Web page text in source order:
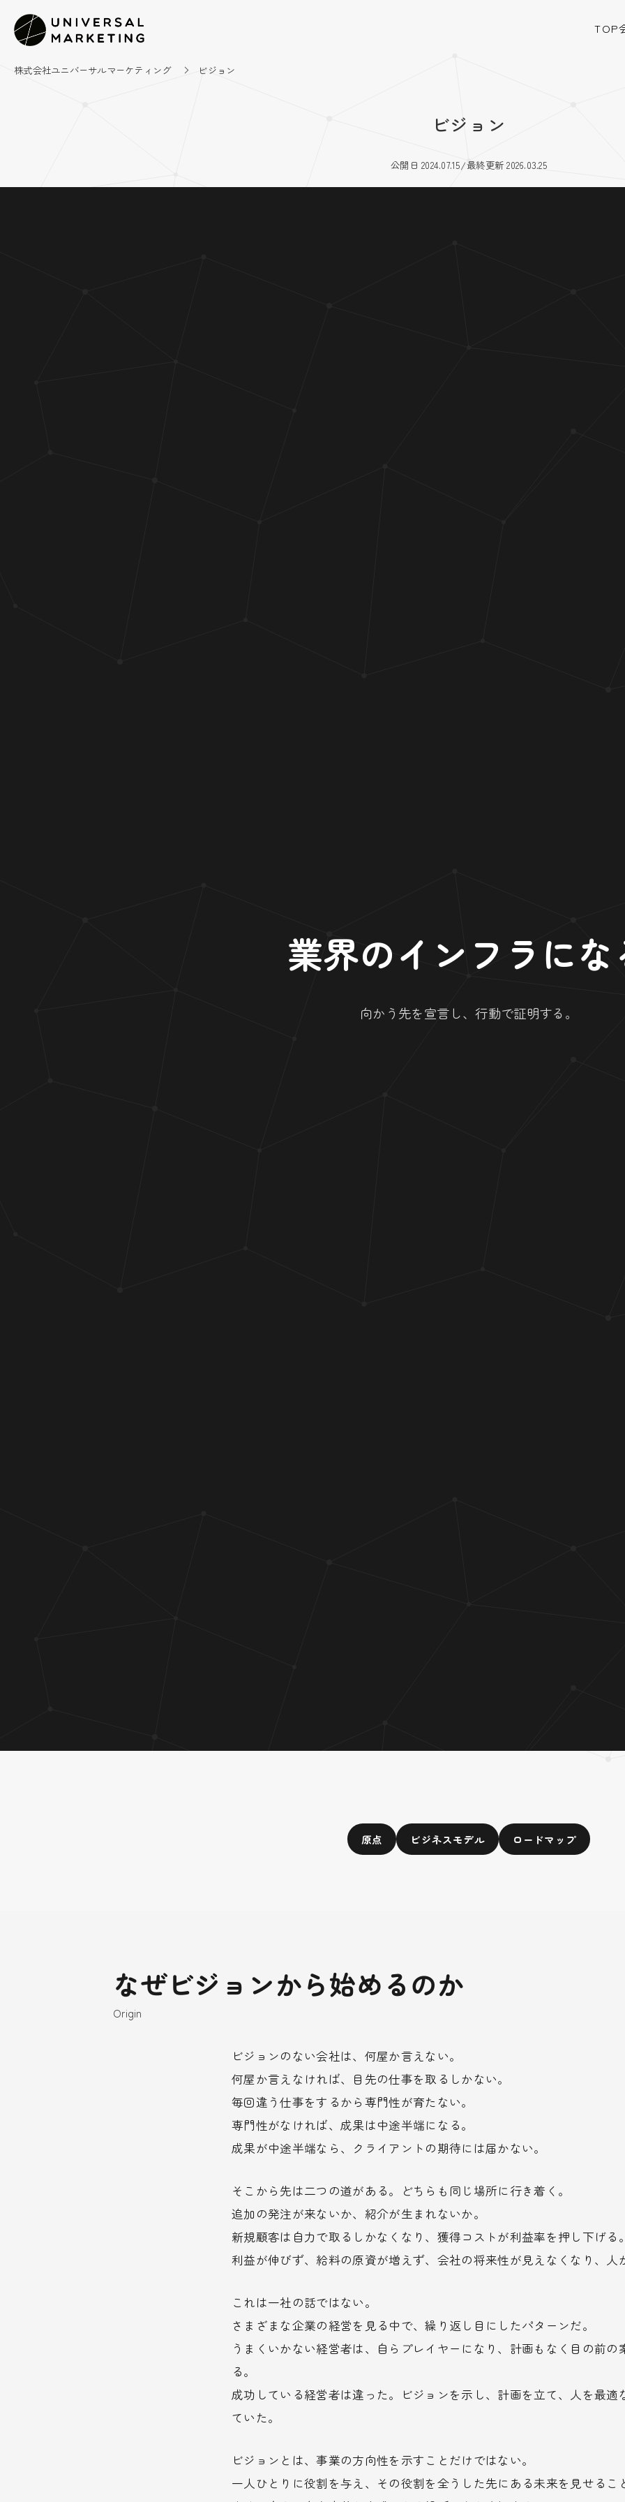
TOP
株式会社ユニバーサルマーケティング ビジョン
ビジョン
公開日 2024.07.15/最終更新 2026.03.25
業界のインフラにな
向かう先を宣言し、行動で証明する。
原点 ビジネスモデル ロードマップ
なぜビジョンから始めるのか
Origin
ビジョンのない会社は、何屋か言えない。
何屋か言えなければ、目先の仕事を取るしかない。
毎回違う仕事をするから専門性が育たない。
専門性がなければ、成果は中途半端になる。
成果が中途半端なら、クライアントの期待には届かない。
そこから先は二つの道がある。どちらも同じ場所に行き着く。
追加の発注が来ないか、紹介が生まれないか。
新規顧客は自力で取るしかなくなり、獲得コストが利益率を押し下げる
利益が伸びず、給料の原資が増えず、会社の将来性が見えなくなり、人
これは一社の話ではない。
さまざまな企業の経営を見る中で、繰り返し目にしたパターンだ。
うまくいかない経営者は、自らプレイヤーになり、計画もなく目の前の
る。
成功している経営者は違った。ビジョンを示し、計画を立て、人を最適
ていた。
ビジョンとは、事業の方向性を示すことだけではない。
一人ひとりに役割を与え、その役割を全うした先にある未来を見せるこ